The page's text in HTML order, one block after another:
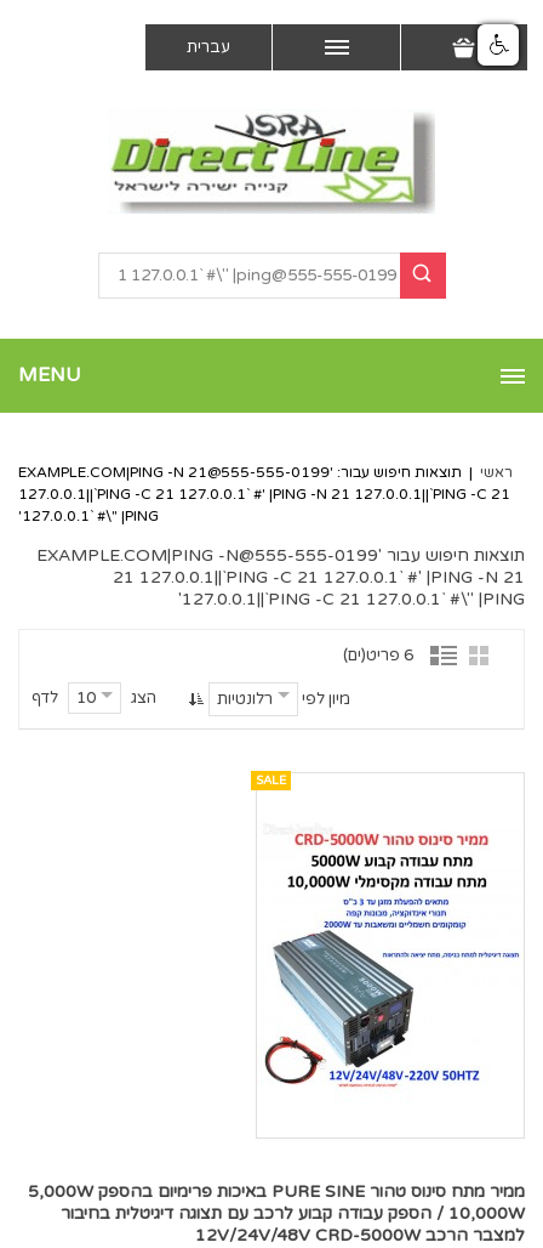
עברית
MENU
ראשי | תוצאות חיפוש עבור: '555-555-0199@EXAMPLE.COM
|PING -N 21
127.0.0.1||`PING -C 21 127.0.0.1` #' |PING -N 21 127.0.0.1||`PING -C 21
127.0.0.1` #\" |PING'
תוצאות חיפוש עבור '555-555-0199@EXAMPLE.COM
|PING -N
21 127.0.0.1||`PING -C 21 127.0.0.1` #' |PING -N 21
127.0.0.1||`PING -C 21 127.0.0.1` #\" |PING'
6 פריט(ים)
הצג 10 לדף מיון לפי רלונטיות
SALE
ממיר מתח סינוס טהור PURE SINE באיכות פרימיום בהספק 5,000W
/ 10,000W הספק עבודה קבוע לרכב עם תצוגה דיגיטלית בחיבור
למצבר הרכב 12V/24V/48V CRD-5000W